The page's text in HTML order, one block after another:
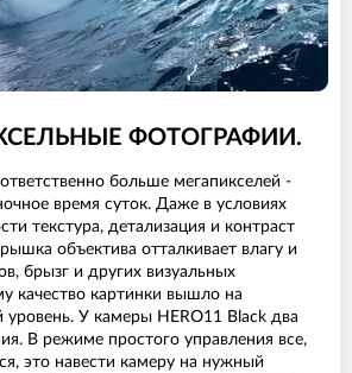
ФОТОГРАФИИ.
больше мегапикселей -
время суток. Даже в условиях
текстура, детализация и контраст
объектива отталкивает влагу и
брызг и других визуальных
качество картинки вышло на
У камеры HERO11 Black два
В режиме простого управления все,
это навести камеру на нужный